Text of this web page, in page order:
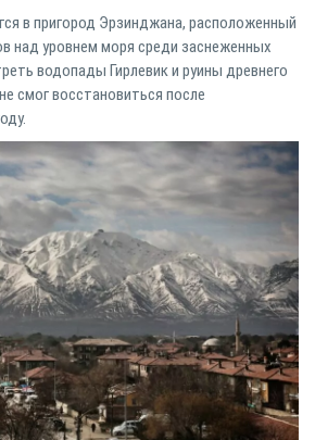
в пригород Эрзинджана, расположенный
над уровнем моря среди заснеженных
водопады Гирлевик и руины древнего
смог восстановиться после